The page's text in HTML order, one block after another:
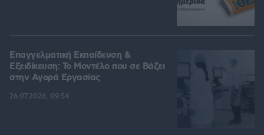
Επαγγελματική Εκπαίδευση &
Εξειδίκευση: Το Mοντέλο που σε Bάζει
στην Aγορά Eργασίας
26.07.2026, 09:54